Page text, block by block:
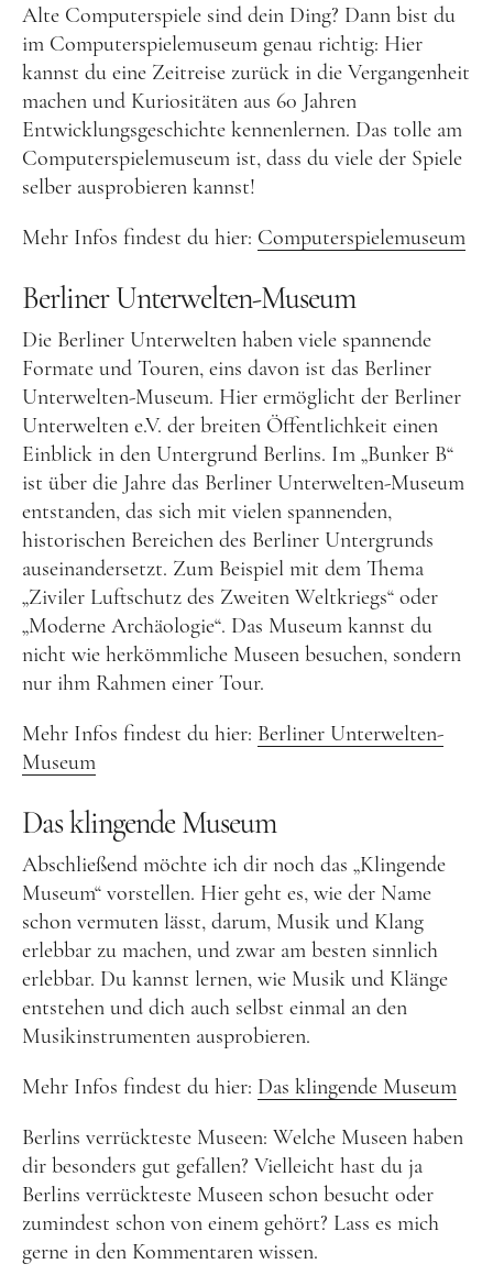
Alte Computerspiele sind dein Ding? Dann bist du
im Computerspielemuseum genau richtig: Hier
kannst du eine Zeitreise zurück in die Vergangenheit
machen und Kuriositäten aus 60 Jahren
Entwicklungsgeschichte kennenlernen. Das tolle am
Computerspielemuseum ist, dass du viele der Spiele
selber ausprobieren kannst!
Mehr Infos findest du hier: Computerspielemuseum
Berliner Unterwelten-Museum
Die Berliner Unterwelten haben viele spannende
Formate und Touren, eins davon ist das Berliner
Unterwelten-Museum. Hier ermöglicht der Berliner
Unterwelten e.V. der breiten Öffentlichkeit einen
Einblick in den Untergrund Berlins. Im „Bunker B“
ist über die Jahre das Berliner Unterwelten-Museum
entstanden, das sich mit vielen spannenden,
historischen Bereichen des Berliner Untergrunds
auseinandersetzt. Zum Beispiel mit dem Thema
„Ziviler Luftschutz des Zweiten Weltkriegs“ oder
„Moderne Archäologie“. Das Museum kannst du
nicht wie herkömmliche Museen besuchen, sondern
nur ihm Rahmen einer Tour.
Mehr Infos findest du hier: Berliner Unterwelten-
Museum
Das klingende Museum
Abschließend möchte ich dir noch das „Klingende
Museum“ vorstellen. Hier geht es, wie der Name
schon vermuten lässt, darum, Musik und Klang
erlebbar zu machen, und zwar am besten sinnlich
erlebbar. Du kannst lernen, wie Musik und Klänge
entstehen und dich auch selbst einmal an den
Musikinstrumenten ausprobieren.
Mehr Infos findest du hier: Das klingende Museum
Berlins verrückteste Museen: Welche Museen haben
dir besonders gut gefallen? Vielleicht hast du ja
Berlins verrückteste Museen schon besucht oder
zumindest schon von einem gehört? Lass es mich
gerne in den Kommentaren wissen.